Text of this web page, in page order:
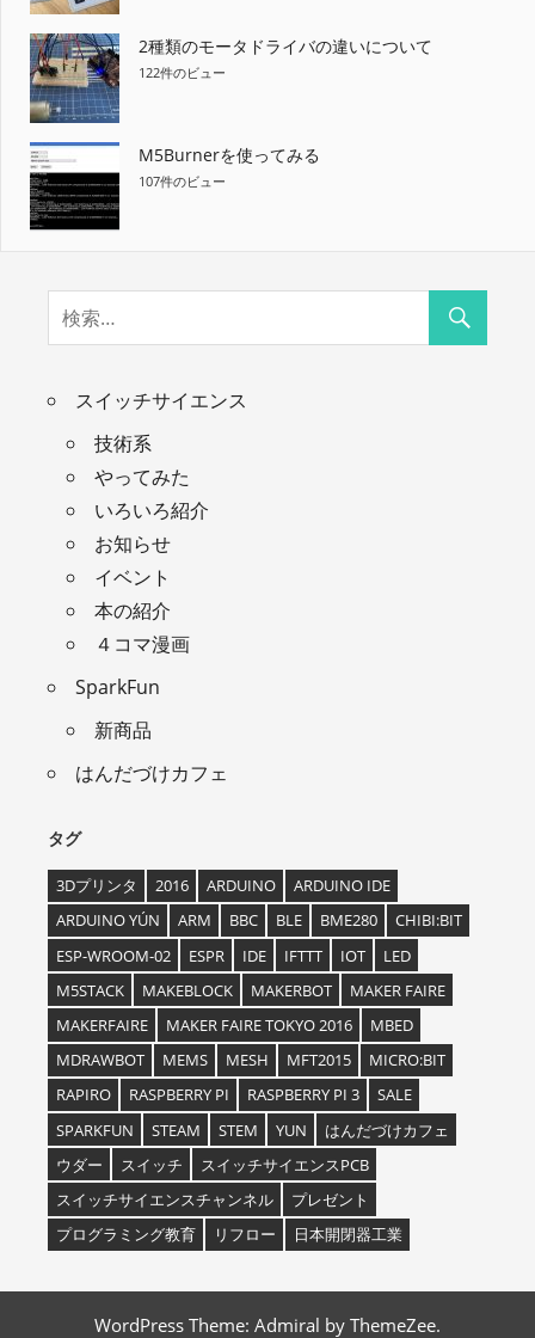
2種類のモータドライバの違いについて
122件のビュー
M5Burnerを使ってみる
107件のビュー
スイッチサイエンス
技術系
やってみた
いろいろ紹介
お知らせ
イベント
本の紹介
４コマ漫画
SparkFun
新商品
はんだづけカフェ
タグ
3Dプリンタ 2016 ARDUINO
ARDUINO IDE
ARDUINO YÚN
ARM BBC BLE BME280
CHIBI:BIT
ESP-WROOM-02
ESPR IDE IFTTT IOT
LED
M5STACK
MAKEBLOCK MAKERBOT
MAKER FAIRE
MAKERFAIRE
MAKER FAIRE TOKYO 2016
MBED
MDRAWBOT
MEMS MESH MFT2015
MICRO:BIT
RAPIRO
RASPBERRY PI RASPBERRY PI 3
SALE
SPARKFUN
STEAM STEM YUN
はんだづけカフェ
ウダー
スイッチ
スイッチサイエンスPCB
スイッチサイエンスチャンネル
プレゼント
プログラミング教育
リフロー 日本開閉器工業
WordPress Theme: Admiral by ThemeZee.